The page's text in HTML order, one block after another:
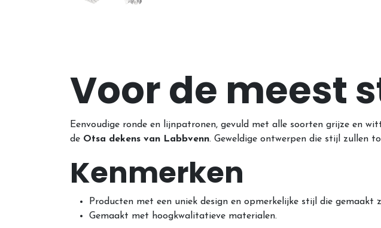
Voor de meest
Eenvoudige ronde en lijnpatronen, gevuld met alle soorten grijze en
de Otsa dekens van Labbvenn. Geweldige ontwerpen die stijl zullen
Kenmerken
Producten met een uniek design en opmerkelijke stijl die
Gemaakt met hoogkwalitatieve materialen.